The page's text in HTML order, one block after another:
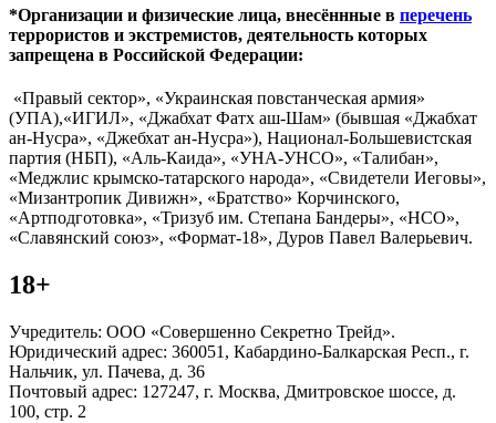
*Организации и физические лица, внесённные в перечень
террористов и экстремистов, деятельность которых
запрещена в Российской Федерации:
«Правый сектор», «Украинская повстанческая армия»
(УПА),«ИГИЛ», «Джабхат Фатх аш-Шам» (бывшая «Джабхат
ан-Нусра», «Джебхат ан-Нусра»), Национал-Большевистская
партия (НБП), «Аль-Каида», «УНА-УНСО», «Талибан»,
«Меджлис крымско-татарского народа», «Свидетели Иеговы»,
«Мизантропик Дивижн», «Братство» Корчинского,
«Артподготовка», «Тризуб им. Степана Бандеры», «НСО»,
«Славянский союз», «Формат-18», Дуров Павел Валерьевич.
18+
Учредитель: ООО «Совершенно Секретно Трейд».
Юридический адрес: 360051, Кабардино-Балкарская Респ., г.
Нальчик, ул. Пачева, д. 36
Почтовый адрес: 127247, г. Москва, Дмитровское шоссе, д.
100, стр. 2